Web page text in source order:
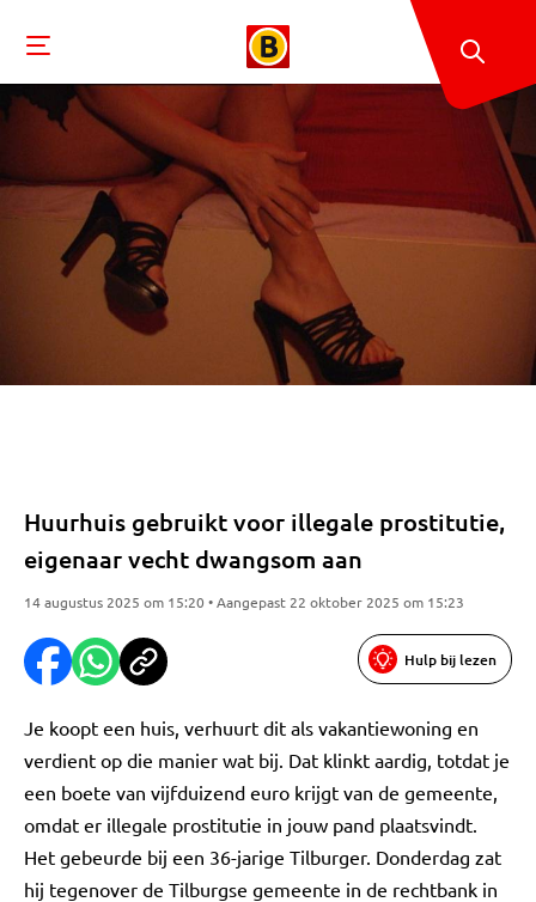
Huurhuis gebruikt voor illegale prostitutie,
eigenaar vecht dwangsom aan
14 augustus 2025 om 15:20 • Aangepast 22 oktober 2025 om 15:23
Hulp bij lezen
Je koopt een huis, verhuurt dit als vakantiewoning en
verdient op die manier wat bij. Dat klinkt aardig, totdat je
een boete van vijfduizend euro krijgt van de gemeente,
omdat er illegale prostitutie in jouw pand plaatsvindt.
Het gebeurde bij een 36-jarige Tilburger. Donderdag zat
hij tegenover de Tilburgse gemeente in de rechtbank in